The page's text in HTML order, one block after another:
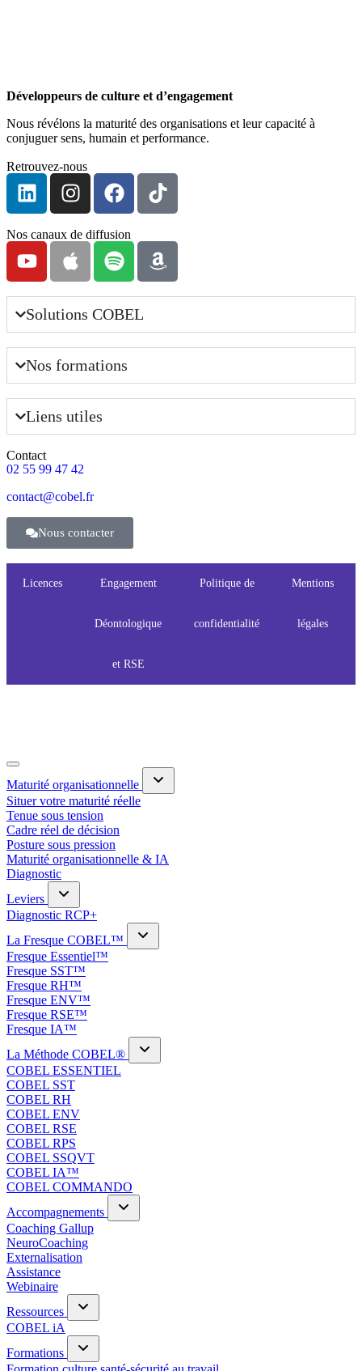
Développeurs de culture et d’engagement
Nous révélons la maturité des organisations et leur capacité à
conjuguer sens, humain et performance.
Retrouvez-nous
Nos canaux de diffusion
Solutions COBEL
Nos formations
Liens utiles
Contact
02 55 99 47 42
contact@cobel.fr
Nous contacter
Licences Engagement
Déontologique
et RSE
Politique de
confidentialité
Mentions
légales
Maturité organisationnelle
Situer votre maturité réelle
Tenue sous tension
Cadre réel de décision
Posture sous pression
Maturité organisationnelle & IA
Diagnostic
Leviers
Diagnostic RCP+
La Fresque COBEL™
Fresque Essentiel™
Fresque SST™
Fresque RH™
Fresque ENV™
Fresque RSE™
Fresque IA™
La Méthode COBEL®
COBEL ESSENTIEL
COBEL SST
COBEL RH
COBEL ENV
COBEL RSE
COBEL RPS
COBEL SSQVT
COBEL IA™
COBEL COMMANDO
Accompagnements
Coaching Gallup
NeuroCoaching
Externalisation
Assistance
Webinaire
Ressources
COBEL iA
Formations